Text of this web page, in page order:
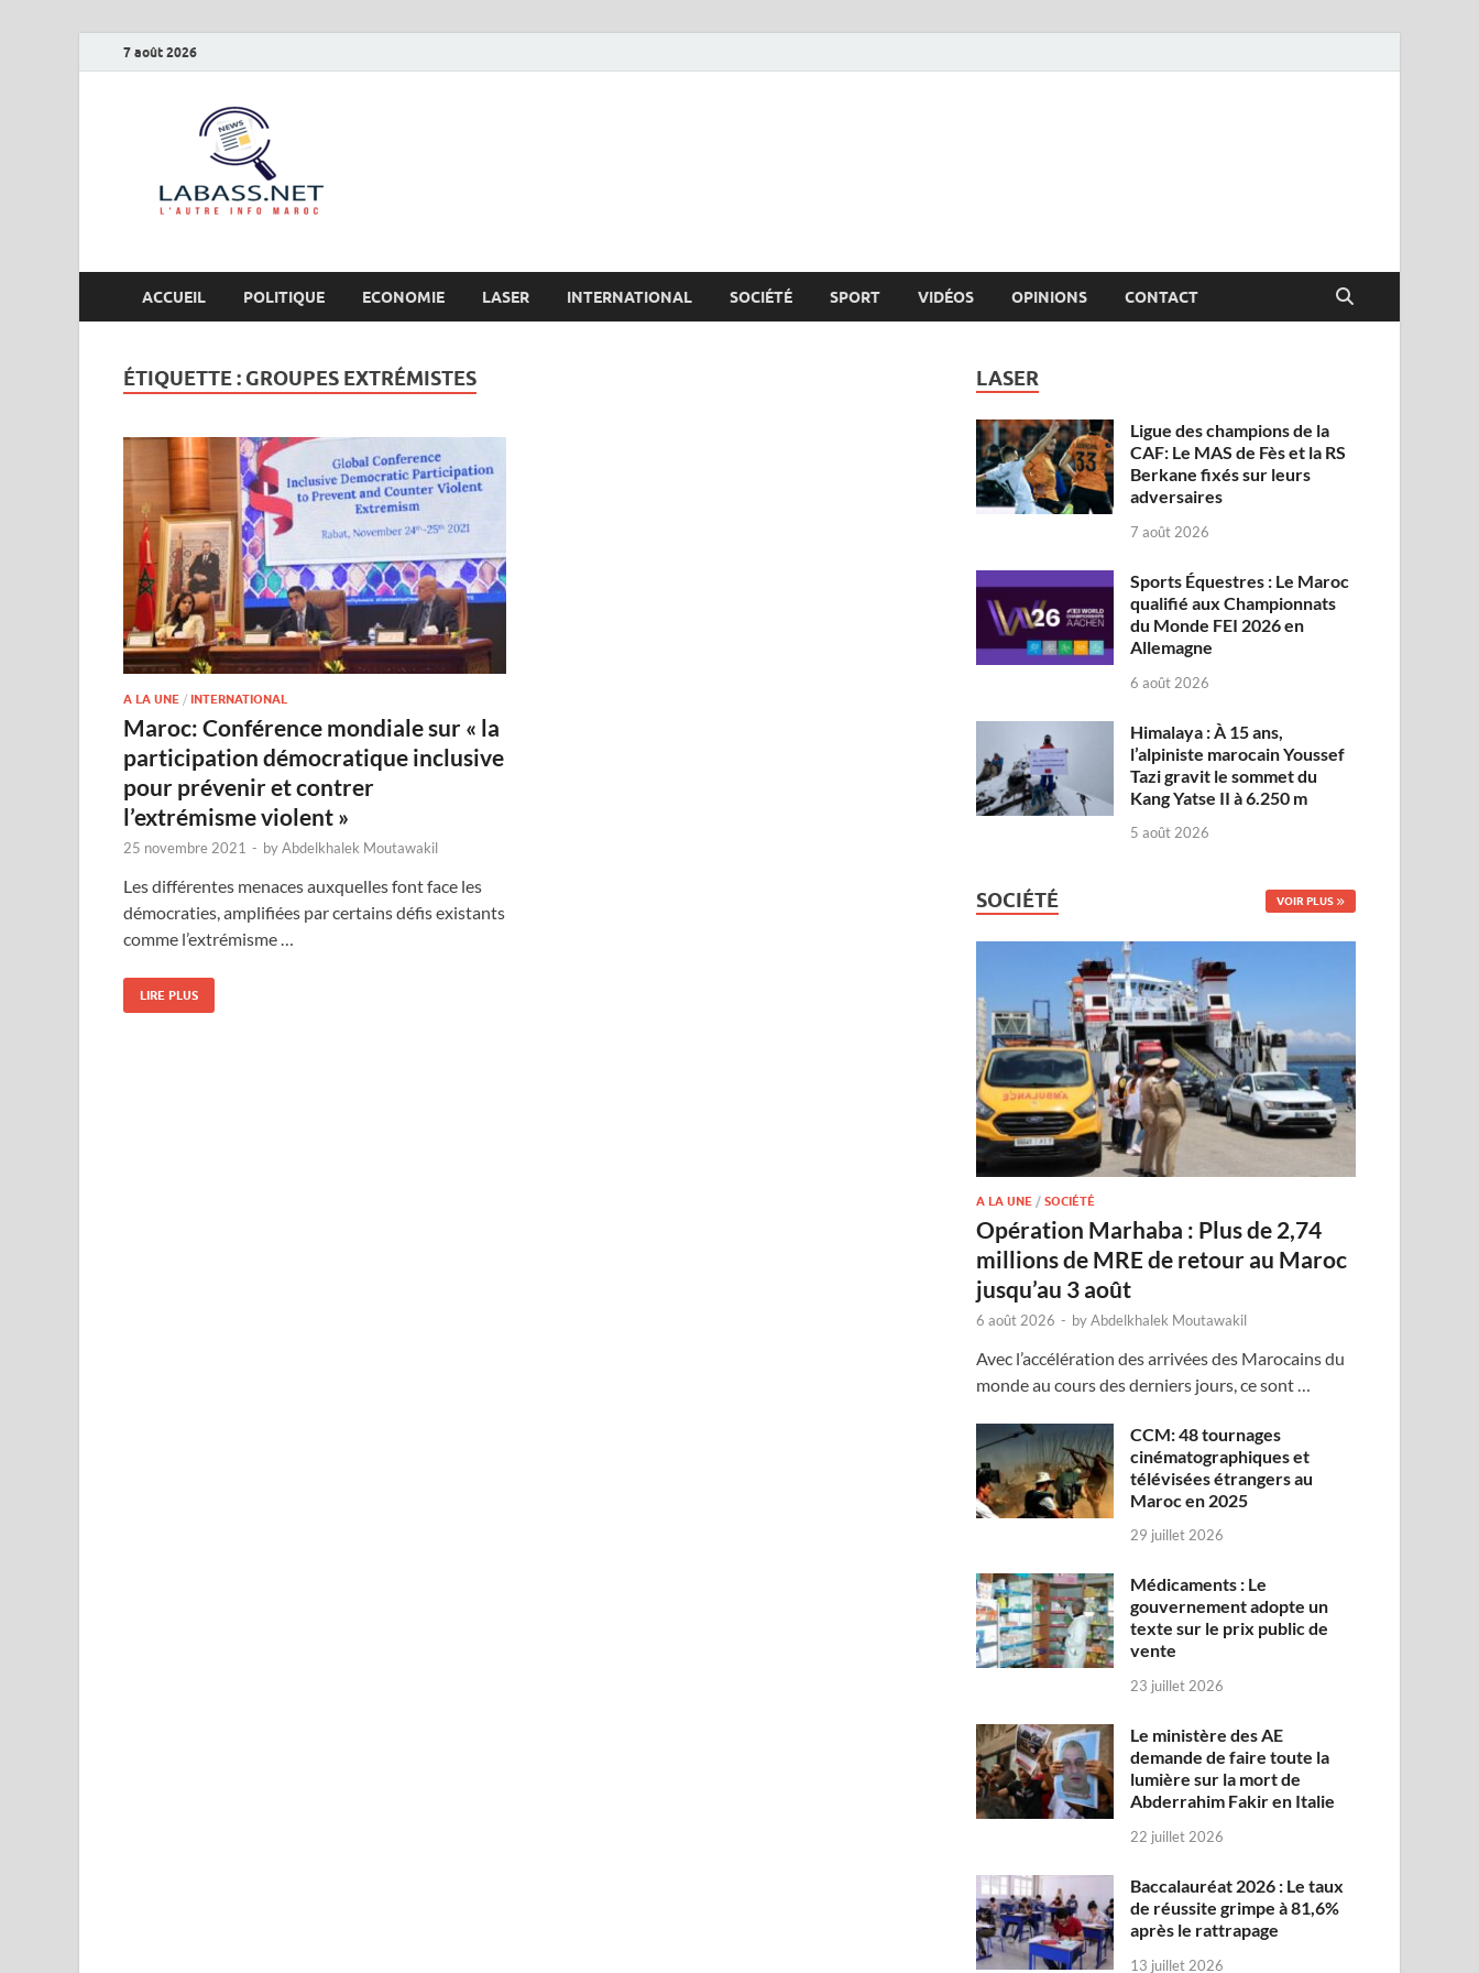
7 août 2026
ACCUEIL POLITIQUE ECONOMIE LASER INTERNATIONAL SOCIÉTÉ SPORT VIDÉOS OPINIONS CONTACT
ÉTIQUETTE : GROUPES EXTRÉMISTES
A LA UNE / INTERNATIONAL
Maroc: Conférence mondiale sur « la
participation démocratique inclusive
pour prévenir et contrer
l’extrémisme violent »
25 novembre 2021 - byAbdelkhalek Moutawakil
Les différentes menaces auxquelles font face les
démocraties, amplifiées par certains défis existants
comme l’extrémisme …
LIRE PLUS
LASER
Ligue des champions de la
CAF: Le MAS de Fès et la RS
Berkane fixés sur leurs
adversaires
7 août 2026
Sports Équestres : Le Maroc
qualifié aux Championnats
du Monde FEI 2026 en
Allemagne
6 août 2026
Himalaya : À 15 ans,
l’alpiniste marocain Youssef
Tazi gravit le sommet du
Kang Yatse II à 6.250 m
5 août 2026
SOCIÉTÉ VOIR PLUS
A LA UNE /SOCIÉTÉ
Opération Marhaba : Plus de 2,74
millions de MRE de retour au Maroc
jusqu’au 3 août
6 août 2026 - byAbdelkhalek Moutawakil
Avec l’accélération des arrivées des Marocains du
monde au cours des derniers jours, ce sont …
CCM: 48 tournages
cinématographiques et
télévisées étrangers au
Maroc en 2025
29 juillet 2026
Médicaments : Le
gouvernement adopte un
texte sur le prix public de
vente
23 juillet 2026
Le ministère des AE
demande de faire toute la
lumière sur la mort de
Abderrahim Fakir en Italie
22 juillet 2026
Baccalauréat 2026 : Le taux
de réussite grimpe à 81,6%
après le rattrapage
13 juillet 2026